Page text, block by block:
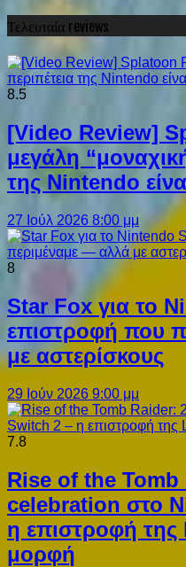
Τελευταία reviews
8.5
[Video Review]
μεγάλη
της Nintendo
27 Ιούλ 2026 8:00 μμ
8
Star Fox για το
επιστροφή που
με αστερίσκους
29 Ιούν 2026 9:00 μμ
7.8
Rise of the Tomb
celebration στο
η επιστροφή
μορφή